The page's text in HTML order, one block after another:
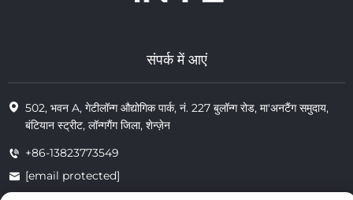
संपर्क में आएं
502, भवन A, गेटीलॉन्ग औद्योगिक पार्क, नं. 227 बुलॉन्ग रोड, मा'अनटैंग समुदाय,
बंटियान स्ट्रीट, लॉन्गगैंग जिला, शेन्ज़ेन
+86-13823773549
[email protected]